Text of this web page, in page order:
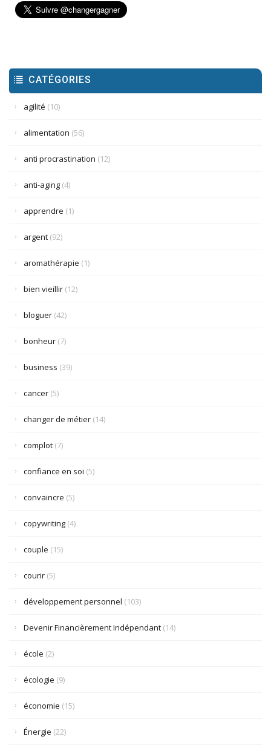
CATÉGORIES
agilité (10)
alimentation (56)
anti procrastination (12)
anti-aging (4)
apprendre (1)
argent (92)
aromathérapie (1)
bien vieillir (12)
bloguer (42)
bonheur (7)
business (39)
cancer (5)
changer de métier (14)
complot (7)
confiance en soi (5)
convaincre (5)
copywriting (4)
couple (15)
courir (5)
développement personnel (103)
Devenir Financièrement Indépendant (14)
école (2)
écologie (9)
économie (15)
Énergie (22)